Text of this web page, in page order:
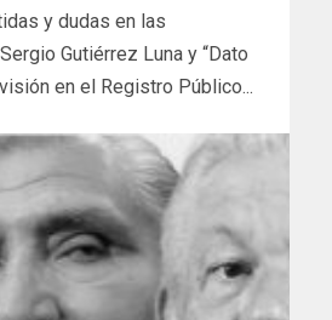
y dudas en las
Gutiérrez Luna y “Dato
en el Registro Público...